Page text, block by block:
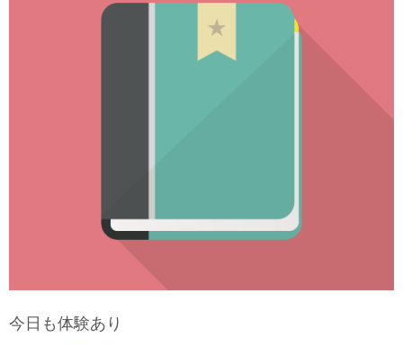
今日も体験あり